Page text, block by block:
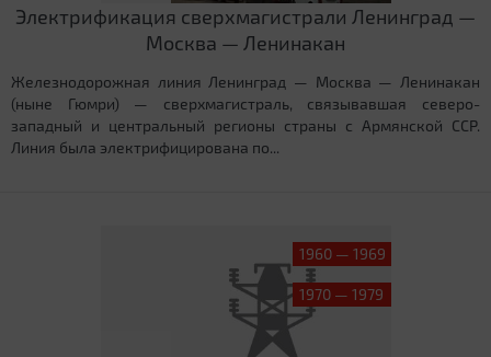
Электрификация сверхмагистрали Ленинград —
Москва — Ленинакан
Железнодорожная линия Ленинград — Москва — Ленинакан
(ныне Гюмри) — сверхмагистраль, связывавшая северо-
западный и центральный регионы страны с Армянской ССР.
Линия была электрифицирована по...
1960 — 1969
1970 — 1979